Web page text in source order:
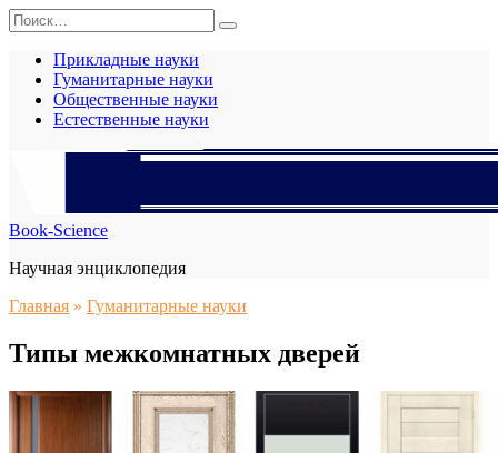
Перейти
к
содержанию
Search
for:
Прикладные науки
Гуманитарные науки
Общественные науки
Естественные науки
Book-Science
Научная энциклопедия
Главная » Гуманитарные науки
Типы межкомнатных дверей